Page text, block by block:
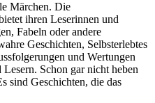
Märchen. Die
ihren Leserinnen und
Fabeln oder andere
Geschichten, Selbsterlebtes
und Wertungen
Schon gar nicht heben
sind Geschichten, die das